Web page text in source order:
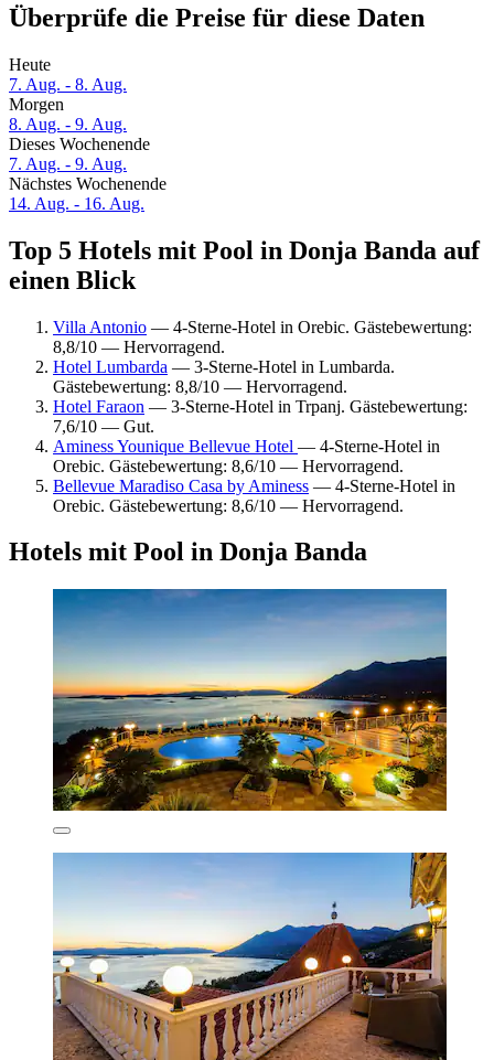
Überprüfe die Preise für diese Daten
Heute
7. Aug. - 8. Aug.
Morgen
8. Aug. - 9. Aug.
Dieses Wochenende
7. Aug. - 9. Aug.
Nächstes Wochenende
14. Aug. - 16. Aug.
Top 5 Hotels mit Pool in Donja Banda auf
einen Blick
Villa Antonio — 4-Sterne-Hotel in Orebic. Gästebewertung:
8,8/10 — Hervorragend.
Hotel Lumbarda — 3-Sterne-Hotel in Lumbarda.
Gästebewertung: 8,8/10 — Hervorragend.
Hotel Faraon — 3-Sterne-Hotel in Trpanj. Gästebewertung:
7,6/10 — Gut.
Aminess Younique Bellevue Hotel — 4-Sterne-Hotel in
Orebic. Gästebewertung: 8,6/10 — Hervorragend.
Bellevue Maradiso Casa by Aminess — 4-Sterne-Hotel in
Orebic. Gästebewertung: 8,6/10 — Hervorragend.
Hotels mit Pool in Donja Banda